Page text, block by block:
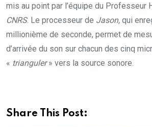
mis au point par l’équipe du Professeur
CNRS. Le processeur de Jason, qui
millionième de seconde, permet de
d’arrivée du son sur chacun des cinq
« trianguler» vers la source sonore.
Share This Post: